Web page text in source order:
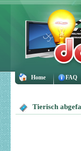
Home FAQ
Tierisch